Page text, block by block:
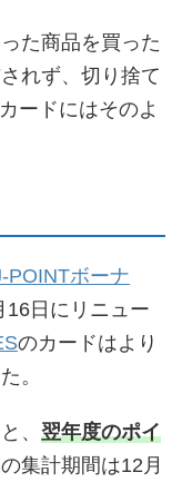
た商品を買った
れず、切り捨て
ードにはそのよ
POINTボーナ
16日にリニュー
のカードはより
。
、 翌年度のポイ
集計期間は12月